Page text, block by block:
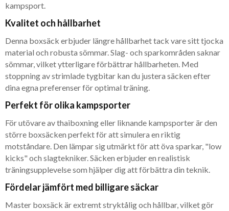
kampsport.
Kvalitet och hållbarhet
Denna boxsäck erbjuder längre hållbarhet tack vare sitt tjocka
material och robusta sömmar. Slag- och sparkområden saknar
sömmar, vilket ytterligare förbättrar hållbarheten. Med
stoppning av strimlade tygbitar kan du justera säcken efter
dina egna preferenser för optimal träning.
Perfekt för olika kampsporter
För utövare av thaiboxning eller liknande kampsporter är den
större boxsäcken perfekt för att simulera en riktig
motståndare. Den lämpar sig utmärkt för att öva sparkar, "low
kicks" och slagtekniker. Säcken erbjuder en realistisk
träningsupplevelse som hjälper dig att förbättra din teknik.
Fördelar jämfört med billigare säckar
Master boxsäck är extremt stryktålig och hållbar, vilket gör